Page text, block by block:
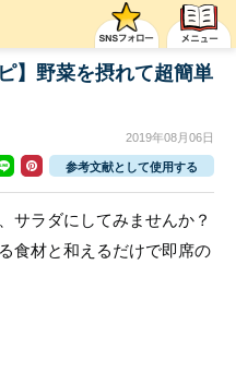
】野菜を摂れて超簡単
2019年08月06日
参考文献として使用する
サラダにしてみませんか？
食材と和えるだけで即席の